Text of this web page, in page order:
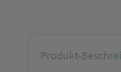
Produkt-